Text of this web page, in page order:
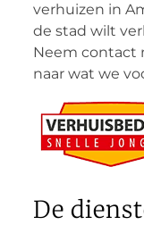
verhuizen in
de stad wilt
Neem contact
naar wat we
De